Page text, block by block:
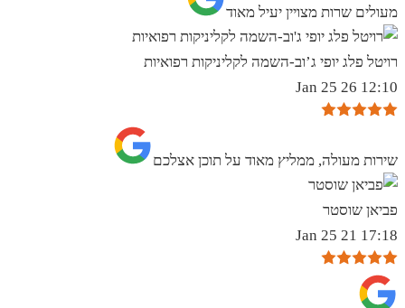
מעולים שרות מצויין יעיל מאוד
רויטל פלג יופי ג’וב-השמה לקליניקות רפואיות
12:10 26 Jan 25
שירות מעולה, ממליץ מאוד על תוכן אצלכם
פביאן שוסטר
17:18 21 Jan 25